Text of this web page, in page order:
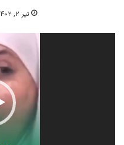
تیر ۲, ۱۴۰۲
نمایشگر